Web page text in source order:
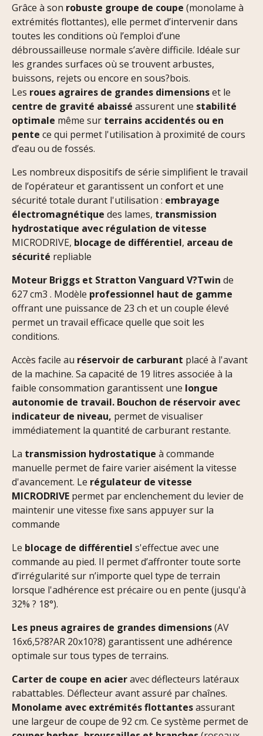
Grâce à son robuste groupe de coupe (monolame à
extrémités flottantes), elle permet d’intervenir dans
toutes les conditions où l’emploi d’une
débroussailleuse normale s’avère difficile. Idéale sur
les grandes surfaces où se trouvent arbustes,
buissons, rejets ou encore en sous?bois.
Les roues agraires de grandes dimensionset le
centre de gravité abaissé assurent une stabilité
optimale même sur terrains accidentés ou en
pente ce qui permet l'utilisation à proximité de cours
d’eau ou de fossés.
Les nombreux dispositifs de série simplifient le travail
de l’opérateur et garantissent un confort et une
sécurité totale durant l'utilisation : embrayage
électromagnétique des lames, transmission
hydrostatique avec régulation de vitesse
MICRODRIVE, blocage de différentiel, arceau de
sécurité repliable
Moteur Briggs et Stratton Vanguard V?Twin de
627 cm3 . Modèle professionnel haut de gamme
offrant une puissance de 23 ch et un couple élevé
permet un travail efficace quelle que soit les
conditions.
Accès facile au réservoir de carburant placé à l'avant
de la machine. Sa capacité de 19 litres associée à la
faible consommation garantissent une longue
autonomie de travail. Bouchon de réservoir avec
indicateur de niveau, permet de visualiser
immédiatement la quantité de carburant restante.
La transmission hydrostatique à commande
manuelle permet de faire varier aisément la vitesse
d'avancement. Le régulateur de vitesse
MICRODRIVE permet par enclenchement du levier de
maintenir une vitesse fixe sans appuyer sur la
commande
Le blocage de différentiel s'effectue avec une
commande au pied. Il permet d’affronter toute sorte
d’irrégularité sur n’importe quel type de terrain
lorsque l'adhérence est précaire ou en pente (jusqu'à
32% ? 18°).
Les pneus agraires de grandes dimensions(AV
16x6,5?8?AR 20x10?8) garantissent une adhérence
optimale sur tous types de terrains.
Carter de coupe en acieravec déflecteurs latéraux
rabattables. Déflecteur avant assuré par chaînes.
Monolame avec extrémités flottantesassurant
une largeur de coupe de 92 cm. Ce système permet de